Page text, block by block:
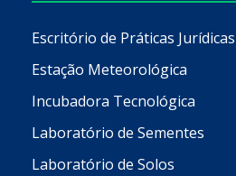
Escritório de Práticas Jurídicas
Estação Meteorológica
Incubadora Tecnológica
Laboratório de Sementes
Laboratório de Solos